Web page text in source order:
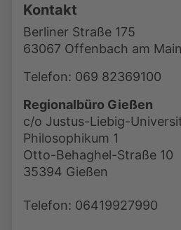
Kontakt
Berliner Straße 175
63067 Offenbach am Main
Telefon: 069 82369100
Regionalbüro Gießen
c/o Justus-Liebig-
Philosophikum 1
Otto-Behaghel-Straße 10
35394 Gießen
Telefon: 06419927990